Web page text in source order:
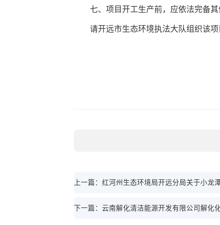
七、项目开工生产前，应依法完备其
请开远市生态环境执法大队组织该项
上一篇：红河州生态环境局开远分局关于小
下一篇：云南解化清洁能源开发有限公司解